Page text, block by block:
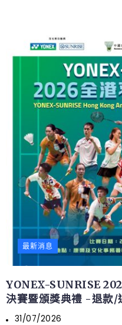
最新消息
YONEX-SUNRISE
決賽暨頒獎典禮 -退款/
31/07/2026